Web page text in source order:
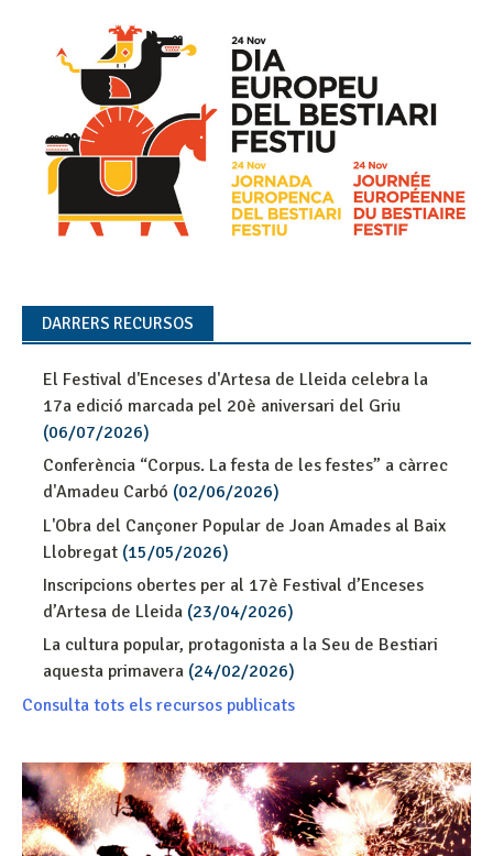
DARRERS RECURSOS
El Festival d'Enceses d'Artesa de Lleida celebra la
17a edició marcada pel 20è aniversari del Griu
(06/07/2026)
Conferència “Corpus. La festa de les festes” a càrrec
d'Amadeu Carbó (02/06/2026)
L'Obra del Cançoner Popular de Joan Amades al Baix
Llobregat (15/05/2026)
Inscripcions obertes per al 17è Festival d’Enceses
d’Artesa de Lleida (23/04/2026)
La cultura popular, protagonista a la Seu de Bestiari
aquesta primavera (24/02/2026)
Consulta tots els recursos publicats